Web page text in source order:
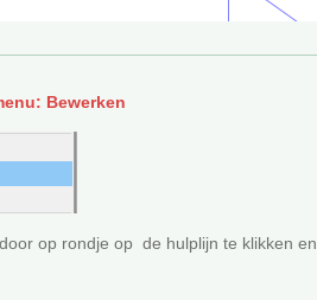
Bewerken
op rondje op de hulplijn te klikken en